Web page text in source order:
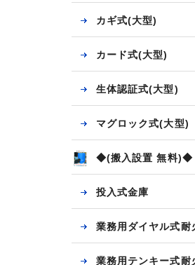
カギ式(大型)
カード式(大型)
生体認証式(大型)
マグロック式(大型)
◆(搬入設置 無料)◆
投入式金庫
業務用ダイヤル式耐
業務用テンキー式耐